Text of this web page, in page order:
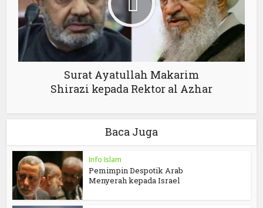
Surat Ayatullah Makarim
Shirazi kepada Rektor al Azhar
Baca Juga
Info Islam
Pemimpin Despotik Arab
Menyerah kepada Israel